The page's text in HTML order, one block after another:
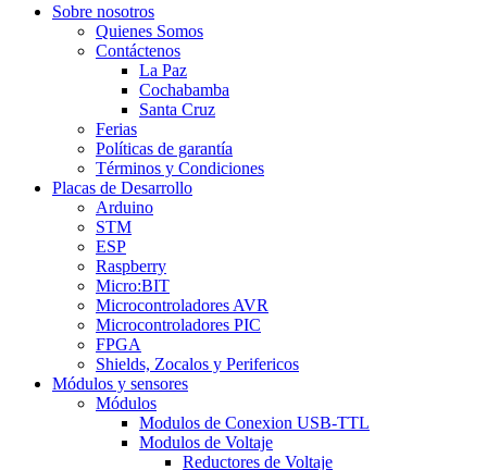
Sobre nosotros
Quienes Somos
Contáctenos
La Paz
Cochabamba
Santa Cruz
Ferias
Políticas de garantía
Términos y Condiciones
Placas de Desarrollo
Arduino
STM
ESP
Raspberry
Micro:BIT
Microcontroladores AVR
Microcontroladores PIC
FPGA
Shields, Zocalos y Perifericos
Módulos y sensores
Módulos
Modulos de Conexion USB-TTL
Modulos de Voltaje
Reductores de Voltaje